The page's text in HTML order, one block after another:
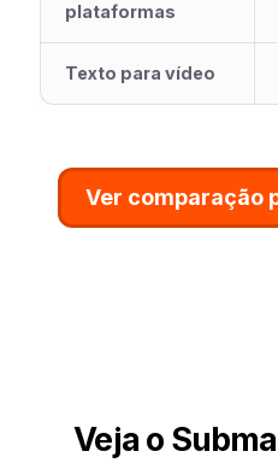
plataformas
Texto para vídeo
Ver comparação
Veja o